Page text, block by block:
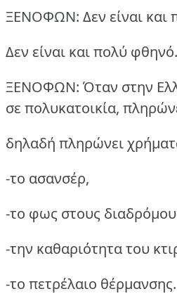
ΞΕΝΟΦΩΝ: Δεν είναι και
Δεν είναι και πολύ
ΞΕΝΟΦΩΝ: Όταν στην
σε πολυκατοικία,
δηλαδή πληρώνει
-το ασανσέρ,
-το φως στους
-την καθαριότητα του
-το πετρέλαιο θέρμανσης.